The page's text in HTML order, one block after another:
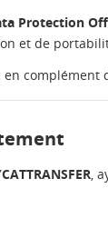
Protection
et de
complément
,